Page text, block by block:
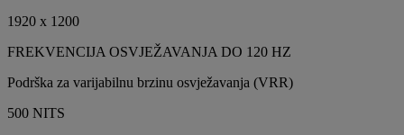
1920 x 1200
FREKVENCIJA OSVJEŽAVANJA DO 120 HZ
Podrška za varijabilnu brzinu osvježavanja (VRR)
500 NITS